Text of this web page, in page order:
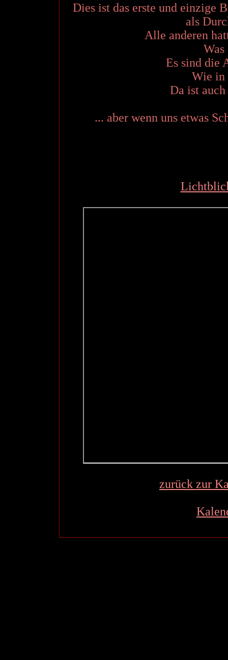
Dies ist das erste und einzige
als
Alle anderen
Was
Es sind die
Wie in
Da ist
... aber wenn uns etwas
zurück zur